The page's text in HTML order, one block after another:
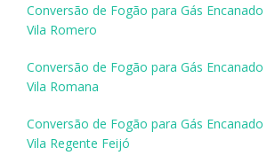
Conversão de Fogão para Gás
Vila Romero
Conversão de Fogão para Gás
Vila Romana
Conversão de Fogão para Gás
Vila Regente Feijó